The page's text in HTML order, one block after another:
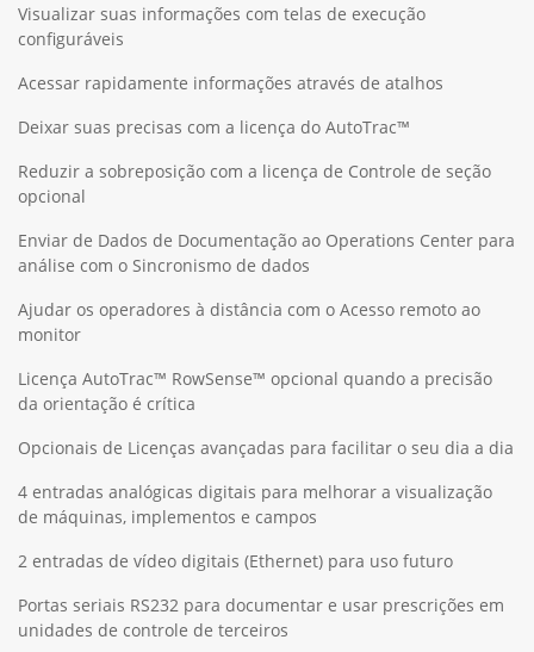
Visualizar suas informações com telas de execução
configuráveis
Acessar rapidamente informações através de atalhos
Deixar suas precisas com a licença do AutoTrac™
Reduzir a sobreposição com a licença de Controle de seção
opcional
Enviar de Dados de Documentação ao Operations Center para
análise com o Sincronismo de dados
Ajudar os operadores à distância com o Acesso remoto ao
monitor
Licença AutoTrac™ RowSense™ opcional quando a precisão
da orientação é crítica
Opcionais de Licenças avançadas para facilitar o seu dia a dia
4 entradas analógicas digitais para melhorar a visualização
de máquinas, implementos e campos
2 entradas de vídeo digitais (Ethernet) para uso futuro
Portas seriais RS232 para documentar e usar prescrições em
unidades de controle de terceiros